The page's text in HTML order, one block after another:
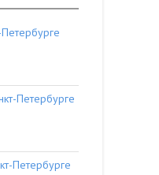
Петербурге
Петербурге